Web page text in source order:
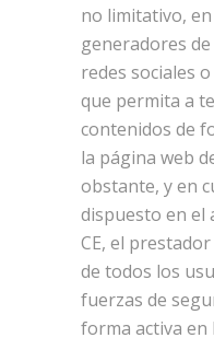
no limitativo,
generadores
redes sociales
que permita a
contenidos de
la página web
obstante, y en
dispuesto en el
CE, el
de todos los
fuerzas de
forma activa en